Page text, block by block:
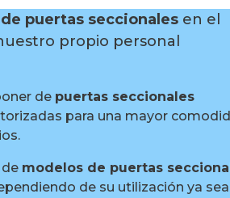
puertas seccionales en el
propio personal
de puertas seccionales
para una mayor
modelos de puertas
de su utilización ya sea